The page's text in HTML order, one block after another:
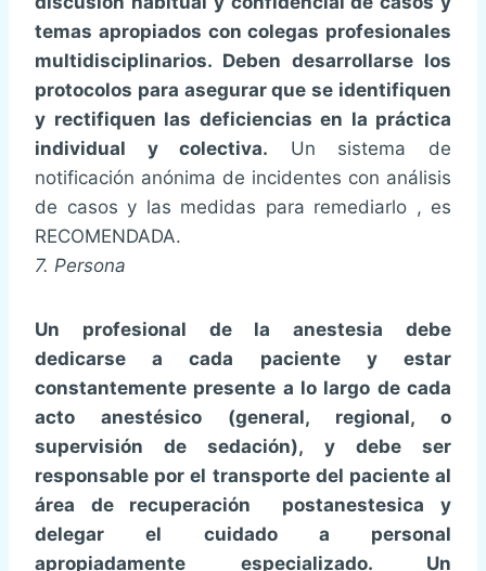
temas apropiados con colegas profesionales
multidisciplinarios. Deben desarrollarse los
protocolos para asegurar que se identifiquen
y rectifiquen las deficiencias en la práctica
individual y colectiva. Un sistema de
notificación anónima de incidentes con análisis
de casos y las medidas para remediarlo , es
RECOMENDADA.
7. Persona
Un profesional de la anestesia debe
dedicarse a cada paciente y estar
constantemente presente a lo largo de cada
acto anestésico (general, regional, o
supervisión de sedación), y debe ser
responsable por el transporte del paciente al
área de recuperación postanestesica y
delegar el cuidado a personal
apropiadamente especializado. Un